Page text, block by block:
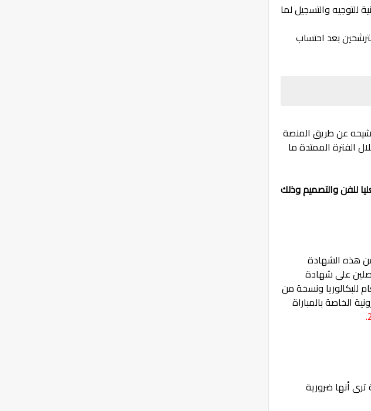
للتوجيه والتسجيل لما
بعد احتساب
عن طريق المنصة
الفترة الممتدة ما
للفن والتصميم وذلك
هذه الشهادة
على شهادة
للبكالوريا ونسخة من
الخاصة بالمباراة
ترى أنها ضرورية